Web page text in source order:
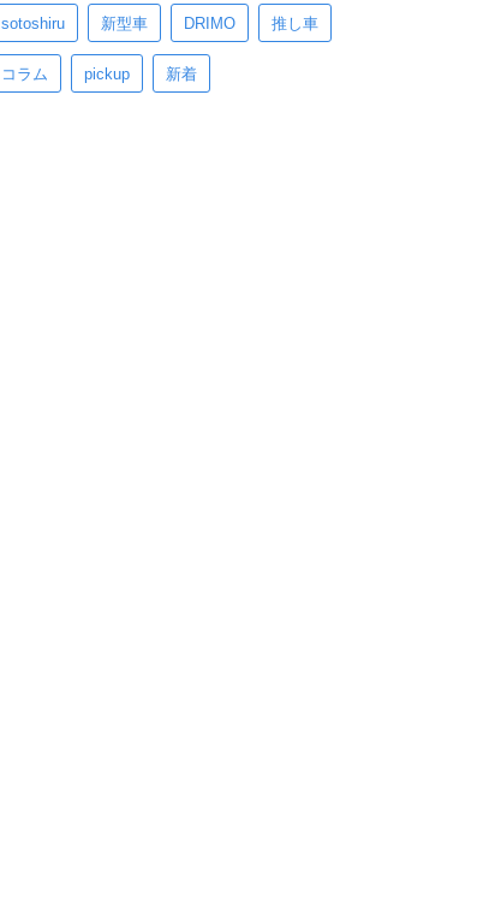
sotoshiru 新型車 DRIMO 推し車
コラム pickup 新着